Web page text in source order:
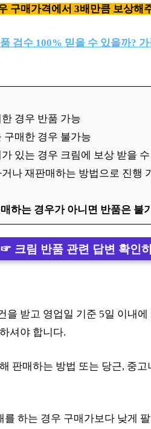
구매가격에서 3배만큼 보상해
검수 100% 믿을 수 있을까?
경우 반품 가능
구매한 경우 불가능
있는 경우 크림에 보상 받을
나 재판매하는 방법으로 진행
하는 경우가 아니면 반품은 불
☞ 크림 반품 관련 답변 확인
을 받고 영업일 기준 5일 이내
셔야 합니다.
판매하는 방법 또는 당근, 중
하는 경우 구매가보다 낮게